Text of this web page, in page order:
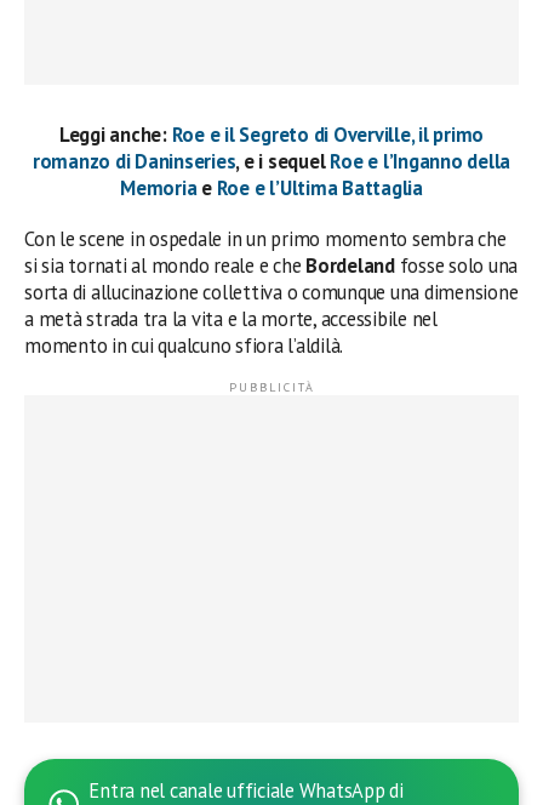
Leggi anche: Roe e il Segreto di Overville, il primo
romanzo di Daninseries, e i sequelRoe e l’Inganno della
Memoriae Roe e l’Ultima Battaglia
Con le scene in ospedale in un primo momento sembra che
si sia tornati al mondo reale e che Bordelandfosse solo una
sorta di allucinazione collettiva o comunque una dimensione
a metà strada tra la vita e la morte, accessibile nel
momento in cui qualcuno sfiora l’aldilà.
Entra nel canale ufficiale WhatsApp di